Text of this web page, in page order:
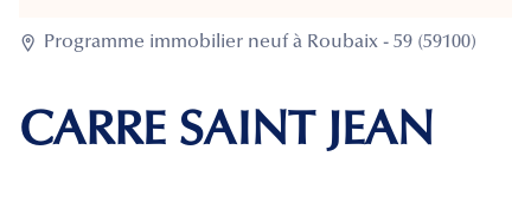
 Programme immobilier neuf à Roubaix - 59 (59100)
CARRE SAINT JEAN